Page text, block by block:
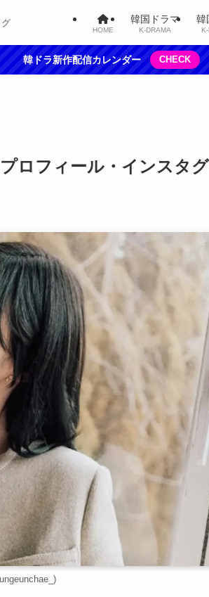
HOME
韓国ドラマ
K-DRAMA
韓
韓ドラ新作配信カレンダー CHECK
ロフィール・インスタ